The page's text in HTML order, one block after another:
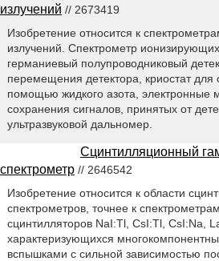
излучений // 2673419
Изобретение относится к
излучений. Спектрометр
германиевый полупроводниковый
перемещения детектора, криостат для
помощью жидкого азота, электронные
сохранения сигналов, принятых от
ультразвуковой дальномер.
Сцинтилляционный
спектрометр // 2646542
Изобретение относится к области
спектрометров, точнее к
сцинтилляторов NaI:Tl, CsI:Tl, CsI:Na,
характеризующихся
вспышками с сильной зависимостью